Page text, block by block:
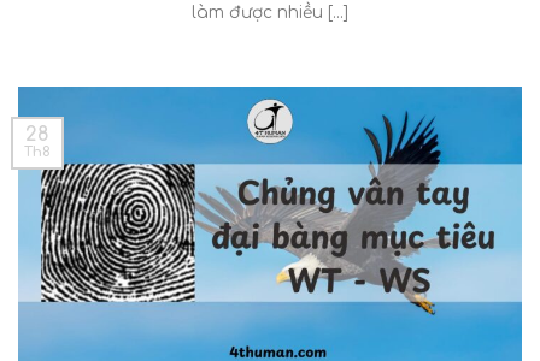
làm được nhiều [...]
28
Th8